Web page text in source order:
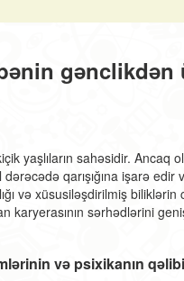
gənclikdən
yaşlıların sahəsidir. Ancaq
qarışığına işarə edir
və xüsusiləşdirilmiş
karyerasının sərhədlərini
və psixikanın